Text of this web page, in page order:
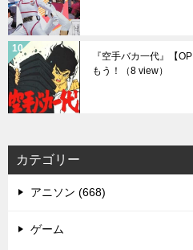
『空手バカ一代』【
もう！
（8 view）
カテゴリー
アニソン (668)
ゲーム